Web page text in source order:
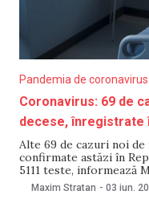
Pandemia de coronavirus
Coronavirus: 69 de
decese, înregistrate
Alte 69 de cazuri noi
confirmate astăzi în
5111 teste, informează
ajuns la 255 354. Din
import: 4- România.
Maxim Stratan - 03 iun.